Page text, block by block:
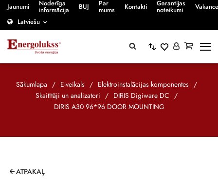
Jaunumi Noderīga
informācija BUJ Par
mums Kontakti Garantijas
noteikumi
Latviešu
Sākumlapa / E-veikals / Elektroinstalācijas komponentes /
Skaitītāji un analizatori / DIRIS Digiware DC /
DIRIS A30 96*96 DOOR MOUNTING
ATPAKAĻ